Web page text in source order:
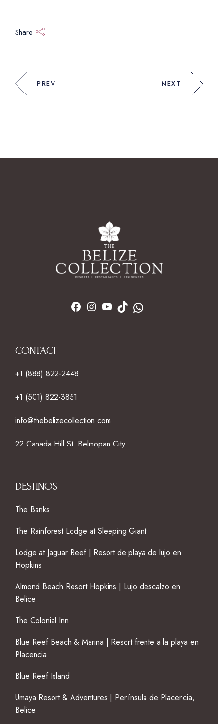
Share
PREV NEXT
CONTACT
+1 (888) 822-2448
+1 (501) 822-3851
info@thebelizecollection.com
22 Canada Hill St. Belmopan City
DESTINOS
The Banks
The Rainforest Lodge at Sleeping Giant
Lodge at Jaguar Reef | Resort de playa de lujo en
Hopkins
Almond Beach Resort Hopkins | Lujo descalzo en
Belice
The Colonial Inn
Blue Reef Beach & Marina | Resort frente a la playa en
Placencia
Blue Reef Island
Umaya Resort & Adventures | Península de Placencia,
Belice